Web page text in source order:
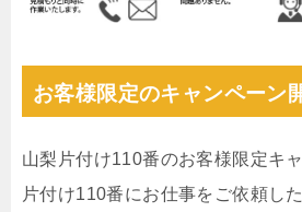
お客様限定のキャンペーン
山梨片付け110番のお客様限定キ
片付け110番にお仕事をご依頼し